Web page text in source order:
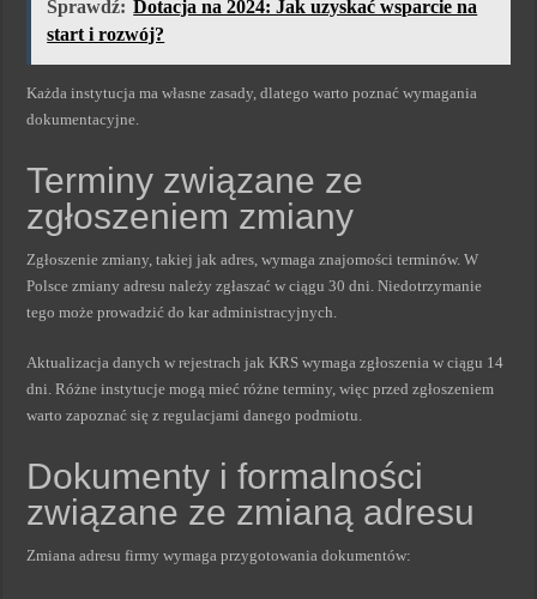
Sprawdź: Dotacja na 2024: Jak uzyskać wsparcie na
start i rozwój?
Każda instytucja ma własne zasady, dlatego warto poznać wymagania
dokumentacyjne.
Terminy związane ze
zgłoszeniem zmiany
Zgłoszenie zmiany, takiej jak adres, wymaga znajomości terminów. W
Polsce zmiany adresu należy zgłaszać w ciągu 30 dni. Niedotrzymanie
tego może prowadzić do kar administracyjnych.
Aktualizacja danych w rejestrach jak KRS wymaga zgłoszenia w ciągu 14
dni. Różne instytucje mogą mieć różne terminy, więc przed zgłoszeniem
warto zapoznać się z regulacjami danego podmiotu.
Dokumenty i formalności
związane ze zmianą adresu
Zmiana adresu firmy wymaga przygotowania dokumentów: